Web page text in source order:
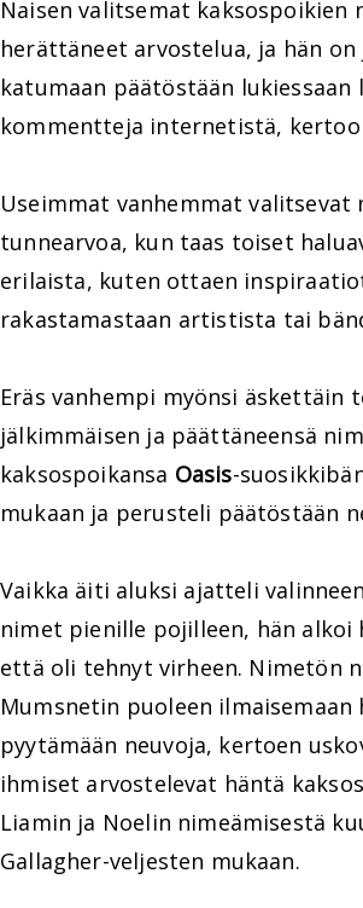
Naisen valitsemat kaksospoikien
herättäneet arvostelua, ja hän
katumaan päätöstään lukiessaan
kommentteja internetistä,
Useimmat vanhemmat valitsevat
tunnearvoa, kun taas toiset
erilaista, kuten ottaen
rakastamastaan artistista tai
Eräs vanhempi myönsi äskettäin
jälkimmäisen ja päättäneensä
kaksospoikansa Oasis-
mukaan ja perusteli päätöstään
Vaikka äiti aluksi ajatteli
nimet pienille pojilleen, hän alkoi
että oli tehnyt virheen. Nimetön
Mumsnetin puoleen ilmaisemaan
pyytämään neuvoja, kertoen
ihmiset arvostelevat häntä
Liamin ja Noelin nimeämisestä
Gallagher-veljesten mukaan.